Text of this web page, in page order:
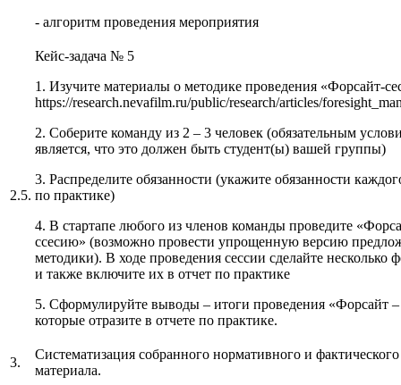
- алгоритм проведения мероприятия
2.5.
Кейс-задача № 5
1. Изучите материалы о методике проведения «Форсайт-
https://research.nevafilm.ru/public/research/articles/
2. Соберите команду из 2 – 3 человек (обязательным
является, что это должен быть студент(ы) вашей группы)
3. Распределите обязанности (укажите обязанности
по практике)
4. В стартапе любого из членов команды проведите
ссесию» (возможно провести упрощенную версию
методики). В ходе проведения сессии сделайте несколько
и также включите их в отчет по практике
5. Сформулируйте выводы – итоги проведения «Форсайт –
которые отразите в отчете по практике.
3.
Систематизация собранного нормативного и фактического
материала.